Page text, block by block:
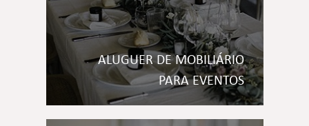
ALUGUER DE MOBILIÁRIO
PARA EVENTOS